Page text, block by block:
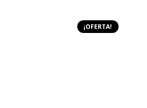
¡OFERTA!